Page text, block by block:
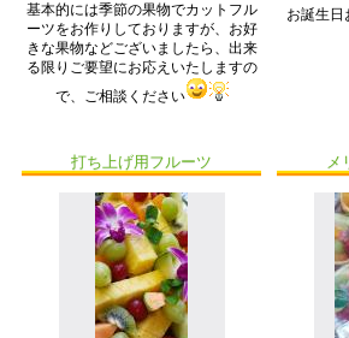
基本的には季節の果物でカットフル
ーツをお作りしておりますが、お好
きな果物などございましたら、出来
る限りご要望にお応えいたしますの
で、ご相談ください
お誕生日
打ち上げ用フルーツ メ